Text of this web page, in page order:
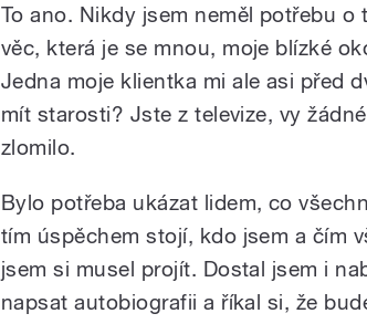
To ano. Nikdy jsem neměl potřebu
věc, která je se mnou, moje blízké
Jedna moje klientka mi ale asi před
mít starosti? Jste z televize, vy
zlomilo.
Bylo potřeba ukázat lidem, co
tím úspěchem stojí, kdo jsem a čím
jsem si musel projít. Dostal jsem i
napsat autobiografii a říkal si, že